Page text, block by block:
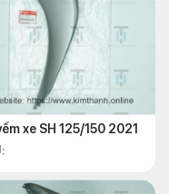
xe SH 125/150 2021